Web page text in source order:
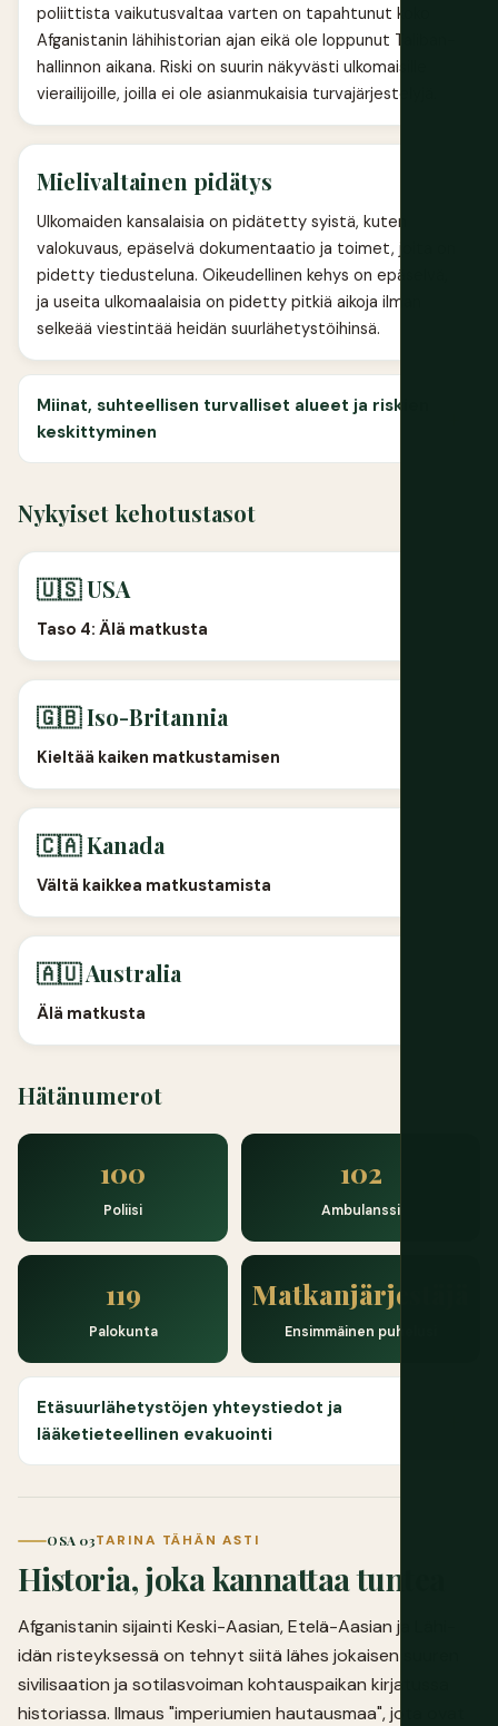
poliittista vaikutusvaltaa varten on tapahtunut koko
Afganistanin lähihistorian ajan eikä ole loppunut Taliban-
hallinnon aikana. Riski on suurin näkyvästi ulkomaisille
vierailijoille, joilla ei ole asianmukaisia turvajärjestelyjä.
Mielivaltainen pidätys
Ulkomaiden kansalaisia on pidätetty syistä, kuten
valokuvaus, epäselvä dokumentaatio ja toimet, joita on
pidetty tiedusteluna. Oikeudellinen kehys on epäselvä,
ja useita ulkomaalaisia on pidetty pitkiä aikoja ilman
selkeää viestintää heidän suurlähetystöihinsä.
Miinat, suhteellisen turvalliset alueet ja riskien
keskittyminen
Nykyiset kehotustasot
🇺🇸 USA
Taso 4: Älä matkusta
🇬🇧 Iso-Britannia
Kieltää kaiken matkustamisen
🇨🇦 Kanada
Vältä kaikkea matkustamista
🇦🇺 Australia
Älä matkusta
Hätänumerot
100
Poliisi
102
Ambulanssi
119
Palokunta
Matkanjärjestäjä
Ensimmäinen puhelusi
Etäsuurlähetystöjen yhteystiedot ja
lääketieteellinen evakuointi
OSA 03TARINA TÄHÄN ASTI
Historia, joka kannattaa tuntea
Afganistanin sijainti Keski-Aasian, Etelä-Aasian ja Lähi-
idän risteyksessä on tehnyt siitä lähes jokaisen suuren
sivilisaation ja sotilasvoiman kohtauspaikan kirjatussa
historiassa. Ilmaus "imperiumien hautausmaa", jota ovat